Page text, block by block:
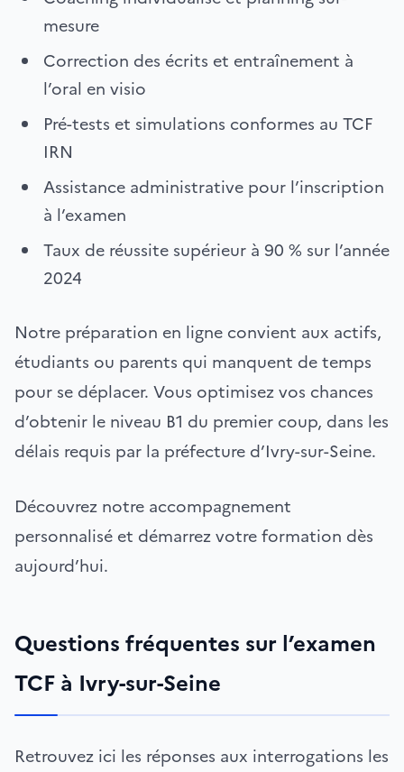
mesure
Correction des écrits et entraînement à
l’oral en visio
Pré-tests et simulations conformes au TCF
IRN
Assistance administrative pour l’inscription
à l’examen
Taux de réussite supérieur à 90 % sur l’année
2024
Notre préparation en ligne convient aux actifs,
étudiants ou parents qui manquent de temps
pour se déplacer. Vous optimisez vos chances
d’obtenir le niveau B1 du premier coup, dans les
délais requis par la préfecture d’Ivry-sur-Seine.
Découvrez notre accompagnement
personnalisé et démarrez votre formation dès
aujourd’hui.
Questions fréquentes sur l’examen
TCF à Ivry-sur-Seine
Retrouvez ici les réponses aux interrogations les